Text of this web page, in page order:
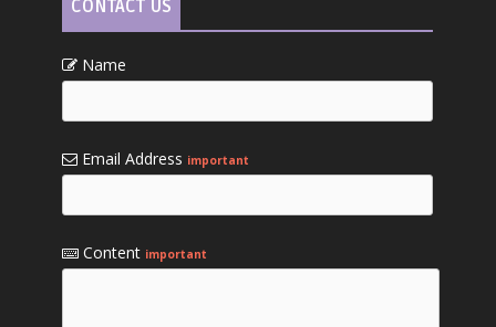
CONTACT US
Name
Email Address important
Content important